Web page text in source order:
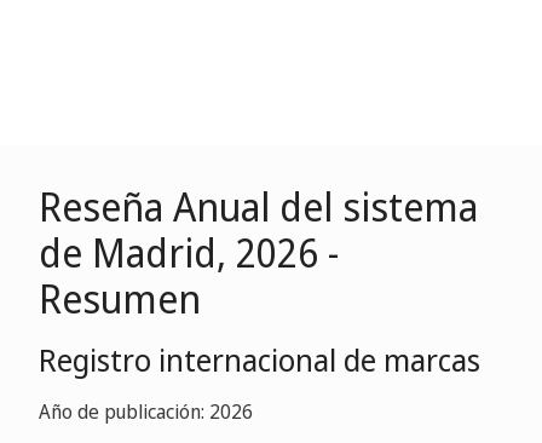
Reseña Anual del sistema
de Madrid, 2026 -
Resumen
Registro internacional de marcas
Año de publicación: 2026